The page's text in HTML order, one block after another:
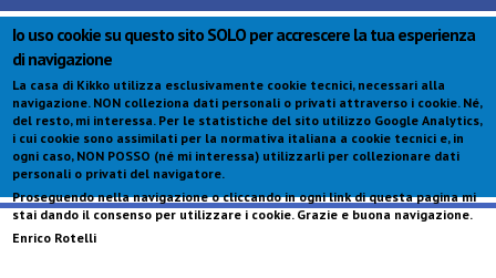
Io uso cookie su questo sito SOLO per accrescere la tua esperienza
di navigazione
La casa di Kikko utilizza esclusivamente cookie tecnici, necessari alla
navigazione. NON colleziona dati personali o privati attraverso i cookie. Né,
del resto, mi interessa. Per le statistiche del sito utilizzo Google Analytics,
i cui cookie sono assimilati per la normativa italiana a cookie tecnici e, in
ogni caso, NON POSSO (né mi interessa) utilizzarli per collezionare dati
personali o privati del navigatore.
Proseguendo nella navigazione o cliccando in ogni link di questa pagina mi
stai dando il consenso per utilizzare i cookie. Grazie e buona navigazione.
Enrico Rotelli